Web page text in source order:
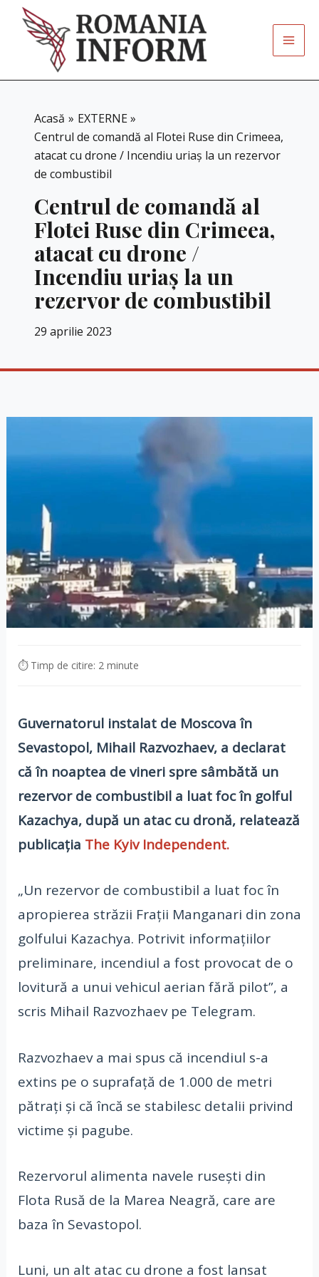
content
Acasă
EXTERNE
Centrul de comandă al Flotei Ruse din Crimeea,
atacat cu drone / Incendiu uriaș la un rezervor
de combustibil
Centrul de comandă al
Flotei Ruse din Crimeea,
atacat cu drone /
Incendiu uriaș la un
rezervor de combustibil
29 aprilie 2023
⏱ Timp de citire: 2 minute
​Guvernatorul instalat de Moscova în
Sevastopol, Mihail Razvozhaev, a declarat
că în noaptea de vineri spre sâmbătă un
rezervor de combustibil a luat foc în golful
Kazachya, după un atac cu dronă, relatează
publicația The Kyiv Independent.
„Un rezervor de combustibil a luat foc în
apropierea străzii Frații Manganari din zona
golfului Kazachya. Potrivit informațiilor
preliminare, incendiul a fost provocat de o
lovitură a unui vehicul aerian fără pilot”, a
scris Mihail Razvozhaev pe Telegram.
Razvozhaev a mai spus că incendiul s-a
extins pe o suprafață de 1.000 de metri
pătrați și că încă se stabilesc detalii privind
victime și pagube.
Rezervorul alimenta navele rusești din
Flota Rusă de la Marea Neagră, care are
baza în Sevastopol.
Luni, un alt atac cu drone a fost lansat